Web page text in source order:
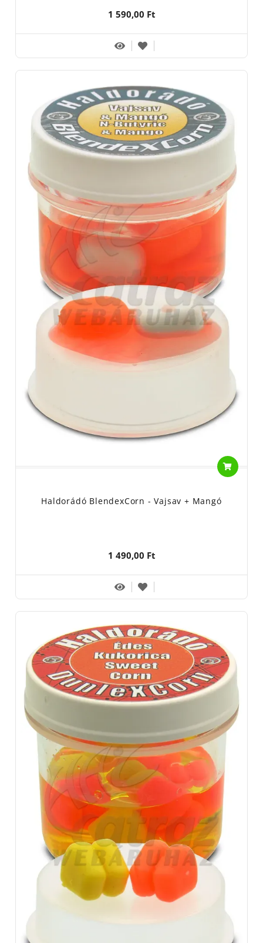
1 590,00 Ft
Haldorádó BlendexCorn - Vajsav + Mangó
1 490,00 Ft